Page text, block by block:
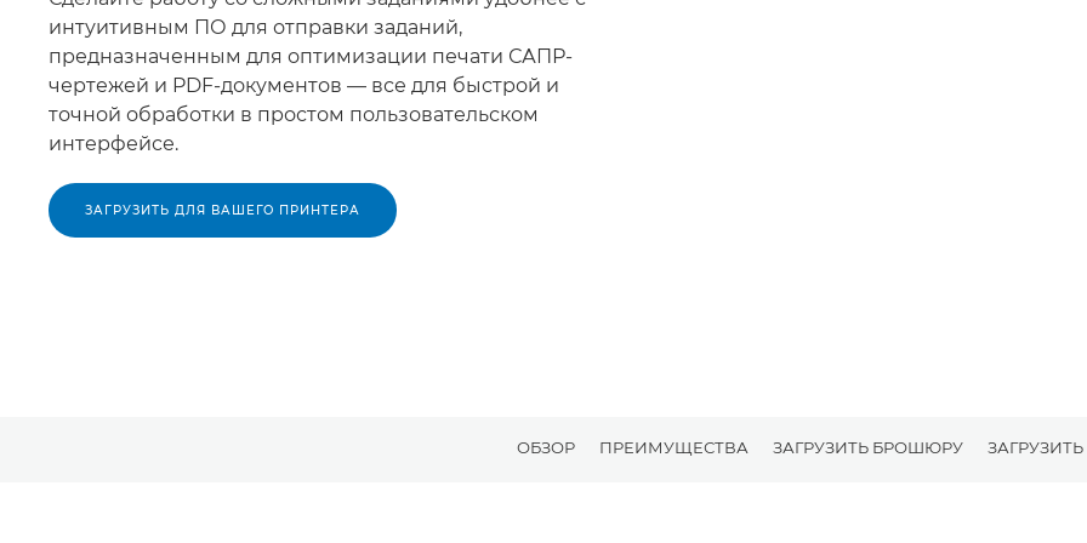
интуитивным ПО для отправки заданий,
предназначенным для оптимизации печати САПР-
чертежей и PDF-документов — все для быстрой и
точной обработки в простом пользовательском
интерфейсе.
ЗАГРУЗИТЬ ДЛЯ ВАШЕГО ПРИНТЕРА
ОБЗОР ПРЕИМУЩЕСТВА ЗАГРУЗИТЬ БРОШЮРУ